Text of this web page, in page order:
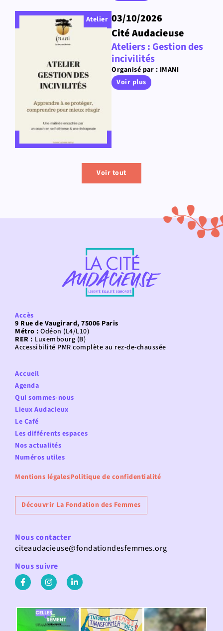
Atelier 03/10/2026
Cité Audacieuse
Ateliers : Gestion des
incivilités
Organisé par : IMANI
Voir plus
Voir tout
Accès
9 Rue de Vaugirard, 75006 Paris
Métro : Odéon (L4/L10)
RER : Luxembourg (B)
Accessibilité PMR complète au rez-de-chaussée
Accueil
Agenda
Qui sommes-nous
Lieux Audacieux
Le Café
Les différents espaces
Nos actualités
Numéros utiles
Mentions légalesPolitique de confidentialité
Découvrir La Fondation des Femmes
Nous contacter
citeaudacieuse@fondationdesfemmes.org
Nous suivre